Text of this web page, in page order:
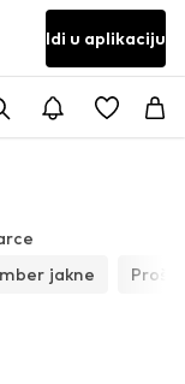
Idi u aplikaciju
jakne